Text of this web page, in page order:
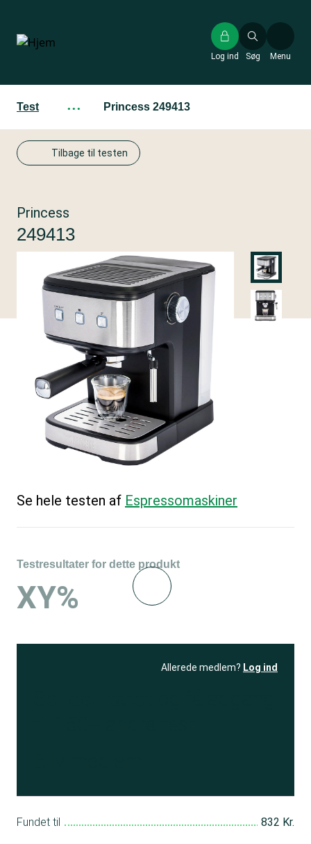
hovedindhold
Søg
Log ind Menu
Test ··· Princess 249413
Tilbage til testen
Princess
249413
Se hele testen af Espressomaskiner
Testresultater for dette produkt
XY%
Allerede medlem? Log ind
Fundet til 832 Kr.